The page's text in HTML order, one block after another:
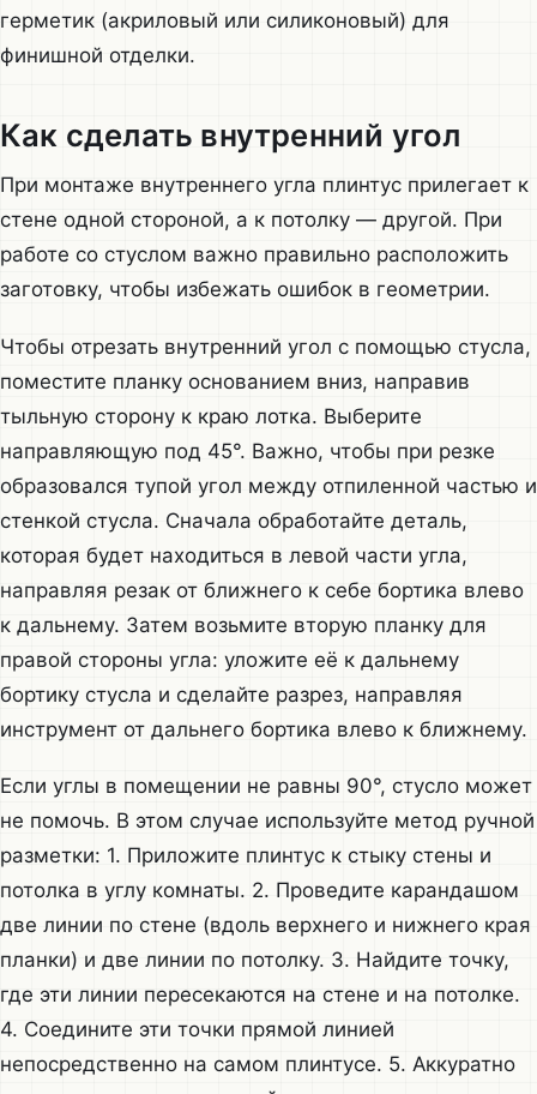
герметик (акриловый или силиконовый) для
финишной отделки.
Как сделать внутренний угол
При монтаже внутреннего угла плинтус прилегает к
стене одной стороной, а к потолку — другой. При
работе со стуслом важно правильно расположить
заготовку, чтобы избежать ошибок в геометрии.
Чтобы отрезать внутренний угол с помощью стусла,
поместите планку основанием вниз, направив
тыльную сторону к краю лотка. Выберите
направляющую под 45°. Важно, чтобы при резке
образовался тупой угол между отпиленной частью и
стенкой стусла. Сначала обработайте деталь,
которая будет находиться в левой части угла,
направляя резак от ближнего к себе бортика влево
к дальнему. Затем возьмите вторую планку для
правой стороны угла: уложите её к дальнему
бортику стусла и сделайте разрез, направляя
инструмент от дальнего бортика влево к ближнему.
Если углы в помещении не равны 90°, стусло может
не помочь. В этом случае используйте метод ручной
разметки: 1. Приложите плинтус к стыку стены и
потолка в углу комнаты. 2. Проведите карандашом
две линии по стене (вдоль верхнего и нижнего края
планки) и две линии по потолку. 3. Найдите точку,
где эти линии пересекаются на стене и на потолке.
4. Соедините эти точки прямой линией
непосредственно на самом плинтусе. 5. Аккуратно